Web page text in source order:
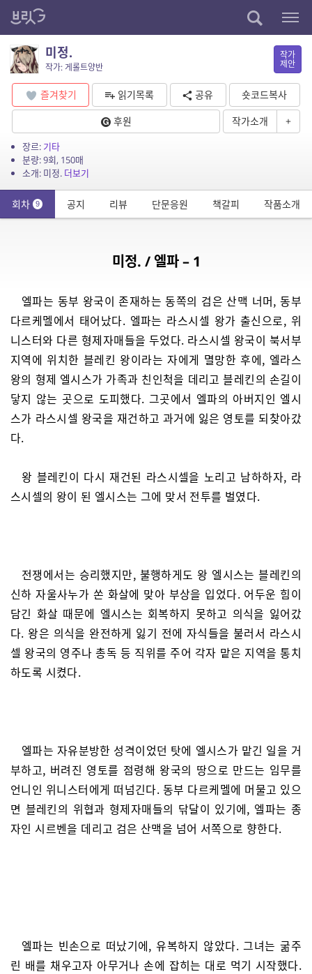
미정.
작가: 게롤트양반
작가
제안
즐겨찾기 읽기목록 공유
숏코드복사
후원
작가소개 +
장르: 기타
분량: 9회, 150매
소개: 미정. 더보기
회차 9 공지 리뷰 단문응원 책갈피 작품소개
미정. / 엘파 – 1
엘파는 동부 왕국이 존재하는 동쪽의 검은 산맥 너머, 동부
다르케멜에서 태어났다. 엘파는 라스시셀 왕가 출신으로, 위
니스터와 다른 형제자매들을 두었다. 라스시셀 왕국이 북서부
지역에 위치한 블레킨 왕이라는 자에게 멸망한 후에, 엘라스
왕의 형제 엘시스가 가족과 친인척을 데리고 블레킨의 손길이
닿지 않는 곳으로 도피했다. 그곳에서 엘파의 아버지인 엘시
스가 라스시셀 왕국을 재건하고 과거에 잃은 영토를 되찾아갔
다.
왕 블레킨이 다시 재건된 라스시셀을 노리고 남하하자, 라
스시셀의 왕이 된 엘시스는 그에 맞서 전투를 벌였다.
전쟁에서는 승리했지만, 불행하게도 왕 엘시스는 블레킨의
신하 자울사누가 쏜 화살에 맞아 부상을 입었다. 어두운 힘이
담긴 화살 때문에 엘시스는 회복하지 못하고 의식을 잃어갔
다. 왕은 의식을 완전하게 잃기 전에 자식들을 불러서 라스시
셀 왕국의 영주나 총독 등 직위를 주어 각자 맡은 지역을 통치
하도록 시켰다.
엘파는 자유분방한 성격이었던 탓에 엘시스가 맡긴 일을 거
부하고, 버려진 영토를 점령해 왕국의 땅으로 만드는 임무를
언니인 위니스터에게 떠넘긴다. 동부 다르케멜에 머물고 있으
면 블레킨의 위협과 형제자매들의 닦달이 있기에, 엘파는 종
자인 시르벤을 데리고 검은 산맥을 넘어 서쪽으로 향한다.
엘파는 빈손으로 떠났기에, 유복하지 않았다. 그녀는 굶주
린 배를 채우고자 아무거나 손에 잡히는 대로 먹기 시작했다.